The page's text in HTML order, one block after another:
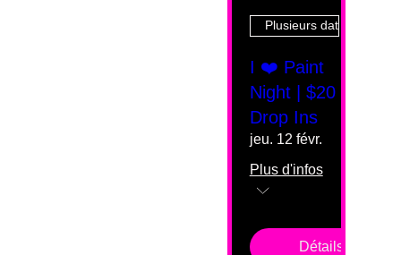
Plusieurs dates
I ❤️ Paint
Night | $20
Drop Ins
jeu. 12 févr.
Plus d'infos
Détails